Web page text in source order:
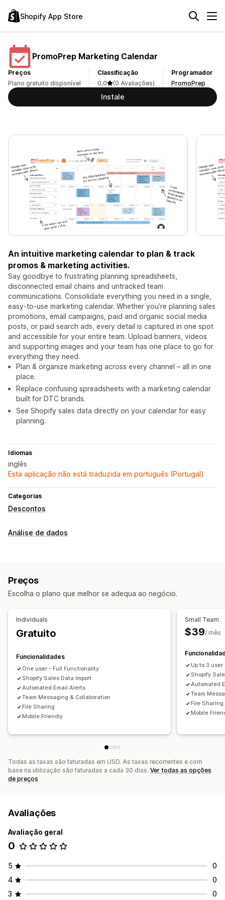
Shopify App Store
PromoPrep Marketing Calendar
Preços
Plano gratuito disponível
Classificação
0,0
(0 Avaliações)
Programador
PromoPrep
Instale
An intuitive marketing calendar to plan & track
promos & marketing activities.
Say goodbye to frustrating planning spreadsheets,
disconnected email chains and untracked team
communications. Consolidate everything you need in a single,
easy-to-use marketing calendar. Whether you’re planning sales
promotions, email campaigns, paid and organic social media
posts, or paid search ads, every detail is captured in one spot
and accessible for your entire team. Upload banners, videos
and supporting images and your team has one place to go for
everything they need.
Plan & organize marketing across every channel – all in one
place.
Replace confusing spreadsheets with a marketing calendar
built for DTC brands.
See Shopify sales data directly on your calendar for easy
planning.
Idiomas
inglês
Esta aplicação não está traduzida em português (Portugal)
Categorias
Descontos
Análise de dados
Preços
Escolha o plano que melhor se adequa ao negócio.
Individuals
Gratuito
Funcionalidades
One user - Full Functionality
Shopify Sales Data Import
Automated Email Alerts
Team Messaging & Collaboration
File Sharing
Mobile Friendly
Small Team
$39/ mês
Up to 3 user
Shopify
Automated
Team
File Sharing
Mobile
Todas as taxas são faturadas em USD. As taxas recorrentes e com
base na utilização são faturadas a cada 30 dias. Ver todas as opções
de preços
Avaliações
Avaliação geral
0
5
0
4
0
3
0